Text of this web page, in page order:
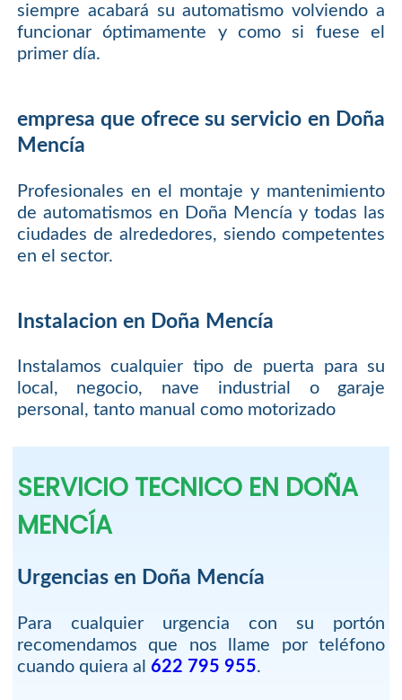
siempre acabará su automatismo volviendo a
funcionar óptimamente y como si fuese el
primer día.
empresa que ofrece su servicio en Doña
Mencía
Profesionales en el montaje y mantenimiento
de automatismos en Doña Mencía y todas las
ciudades de alrededores, siendo competentes
en el sector.
Instalacion en Doña Mencía
Instalamos cualquier tipo de puerta para su
local, negocio, nave industrial o garaje
personal, tanto manual como motorizado
SERVICIO TECNICO EN DOÑA
MENCÍA
Urgencias en Doña Mencía
Para cualquier urgencia con su portón
recomendamos que nos llame por teléfono
cuando quiera al 622 795 955.